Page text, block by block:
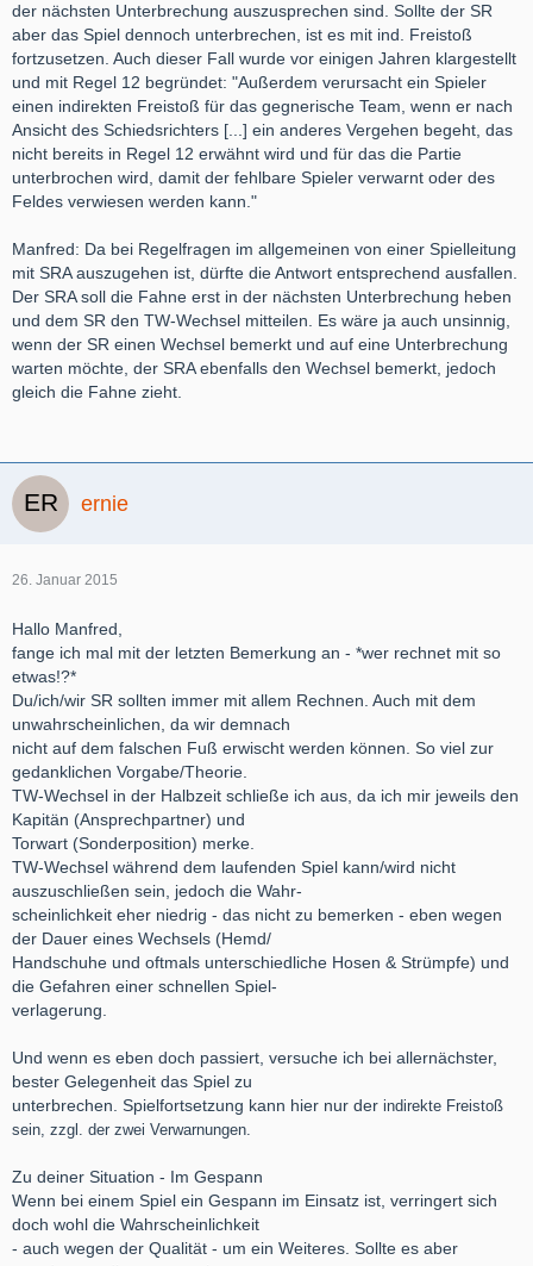
der nächsten Unterbrechung auszusprechen sind. Sollte der SR
aber das Spiel dennoch unterbrechen, ist es mit ind. Freistoß
fortzusetzen. Auch dieser Fall wurde vor einigen Jahren klargestellt
und mit Regel 12 begründet: "Außerdem verursacht ein Spieler
einen indirekten Freistoß für das gegnerische Team, wenn er nach
Ansicht des Schiedsrichters [...] ein anderes Vergehen begeht, das
nicht bereits in Regel 12 erwähnt wird und für das die Partie
unterbrochen wird, damit der fehlbare Spieler verwarnt oder des
Feldes verwiesen werden kann."
Manfred: Da bei Regelfragen im allgemeinen von einer Spielleitung
mit SRA auszugehen ist, dürfte die Antwort entsprechend ausfallen.
Der SRA soll die Fahne erst in der nächsten Unterbrechung heben
und dem SR den TW-Wechsel mitteilen. Es wäre ja auch unsinnig,
wenn der SR einen Wechsel bemerkt und auf eine Unterbrechung
warten möchte, der SRA ebenfalls den Wechsel bemerkt, jedoch
gleich die Fahne zieht.
ernie
26. Januar 2015
Hallo Manfred,
fange ich mal mit der letzten Bemerkung an - *wer rechnet mit so
etwas!?*
Du/ich/wir SR sollten immer mit allem Rechnen. Auch mit dem
unwahrscheinlichen, da wir demnach
nicht auf dem falschen Fuß erwischt werden können. So viel zur
gedanklichen Vorgabe/Theorie.
TW-Wechsel in der Halbzeit schließe ich aus, da ich mir jeweils den
Kapitän (Ansprechpartner) und
Torwart (Sonderposition) merke.
TW-Wechsel während dem laufenden Spiel kann/wird nicht
auszuschließen sein, jedoch die Wahr-
scheinlichkeit eher niedrig - das nicht zu bemerken - eben wegen
der Dauer eines Wechsels (Hemd/
Handschuhe und oftmals unterschiedliche Hosen & Strümpfe) und
die Gefahren einer schnellen Spiel-
verlagerung.
Und wenn es eben doch passiert, versuche ich bei allernächster,
bester Gelegenheit das Spiel zu
unterbrechen. Spielfortsetzung kann hier nur der indirekte Freistoß
sein, zzgl. der zwei Verwarnungen.
Zu deiner Situation - Im Gespann
Wenn bei einem Spiel ein Gespann im Einsatz ist, verringert sich
doch wohl die Wahrscheinlichkeit
- auch wegen der Qualität - um ein Weiteres. Sollte es aber